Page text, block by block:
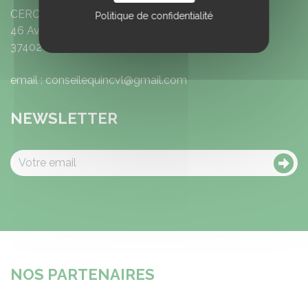
CERC
46 Avenue Emile Gounin
37402 Amboise
email : conseilequincvl@gmail.com
NEWSLETTER
NOS PARTENAIRES
Politique de confidentialité